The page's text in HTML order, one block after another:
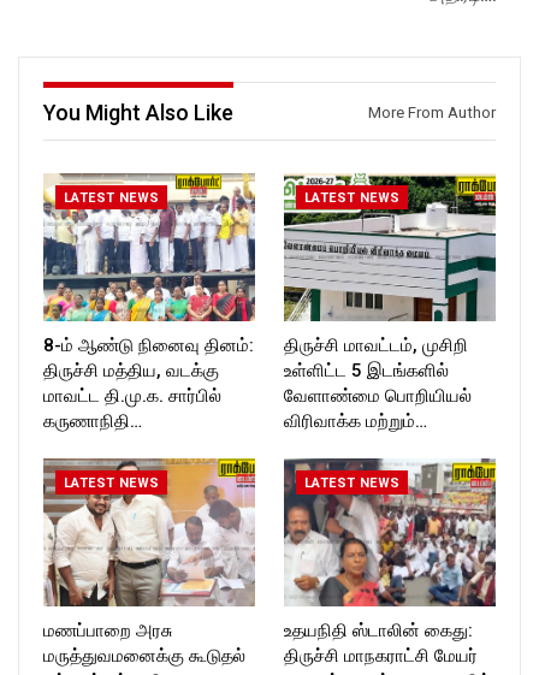
Follow us on:
https://twitter.com/ROCKFOR
T_TIMES
https://twitter.com/ROCKFOR
T_TIMES
You Might Also Like More From Author
LATEST NEWS
8-ம் ஆண்டு நினைவு தினம்:
திருச்சி மத்திய, வடக்கு
மாவட்ட தி.மு.க. சார்பில்
கருணாநிதி…
LATEST NEWS
திருச்சி மாவட்டம், முசிறி
உள்ளிட்ட 5 இடங்களில்
வேளாண்மை பொறியியல்
விரிவாக்க மற்றும்…
LATEST NEWS
மணப்பாறை அரசு
மருத்துவமனைக்கு கூடுதல்
LATEST NEWS
உதயநிதி ஸ்டாலின் கைது:
திருச்சி மாநகராட்சி மேயர்